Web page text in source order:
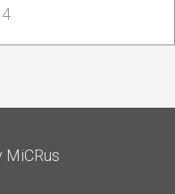
MiCRus